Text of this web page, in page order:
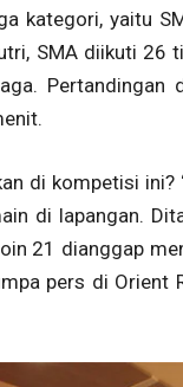
kategori, yaitu
SMA diikuti 26
Pertandingan
di kompetisi
di lapangan.
21 dianggap
pers di Orient